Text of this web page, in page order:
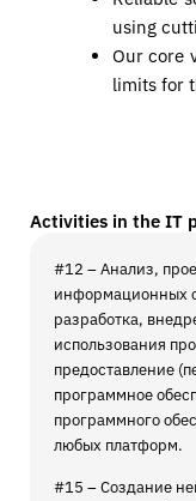
using
Our core
limits for
Activities in the IT
#12 – Анализ,
информационных
разработка,
использования
предоставление
программное
программного
любых платформ.
#15 – Создание